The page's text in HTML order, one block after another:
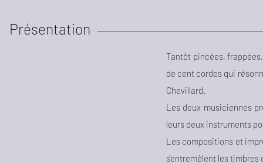
Présentation
Tantôt pincées,
de cent cordes qui
Chevillard.
Les deux musiciennes
leurs deux instruments
Les compositions et
s'entremêlent les